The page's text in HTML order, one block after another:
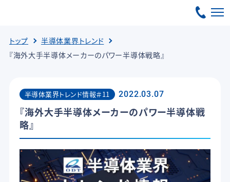
トップ
半導体業界トレンド
『海外大手半導体メーカーのパワー半導体戦略』
半導体業界トレンド情報＃11 2022.03.07
『海外大手半導体メーカーのパワー半導体戦
略』